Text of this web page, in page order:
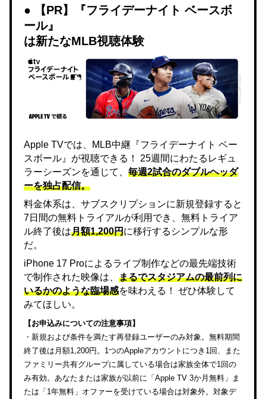
【PR】『フライデーナイト ベースボ
ール』
は新たなMLB視聴体験
Apple TVでは、MLB中継『フライデーナイト ベー
スボール』が視聴できる！ 25週間にわたるレギュ
ラーシーズンを通じて、 毎週2試合のダブルヘッダ
ーを独占配信。
料金体系は、サブスクリプションに新規登録すると
7日間の無料トライアルが利用でき、無料トライア
ル終了後は月額1,200円に移行するシンプルな形
だ。
iPhone 17 Proによるライブ制作などの最先端技術
で制作された映像は、 まるでスタジアムの最前列に
いるかのような臨場感を味わえる！ ぜひ体験して
みてほしい。
【お申込みについての注意事項】
・新規および条件を満たす再登録ユーザーのみ対象。無料期間
終了後は月額1,200円。1つのAppleアカウントにつき1回、また
ファミリー共有グループに属している場合は家族全体で1回の
み有効。あなたまたは家族が以前に「Apple TV 3か月無料」ま
たは「1年無料」オファーを受けている場合は対象外。対象デ